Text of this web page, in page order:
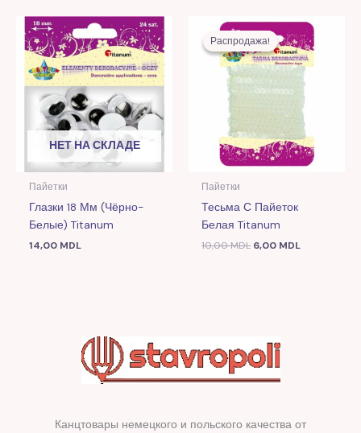
НЕТ НА СКЛАДЕ
Пайетки
Глазки 18 Мм (чёрно-
Белые) Titanum
14,00 MDL
Распродажа!
Распродажа!
Пайетки
Тесьма С Пайеток
Белая Titanum
10,00MDL
Первоначальная
цена
составляла
10,00 MDL.
6,00 MDL
Текущая
цена:
6,00 MDL.
Канцтовары немецкого и польского качества от